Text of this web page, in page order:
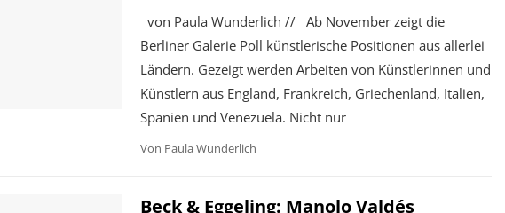
von Paula Wunderlich // Ab November zeigt die
Berliner Galerie Poll künstlerische Positionen aus allerlei
Ländern. Gezeigt werden Arbeiten von Künstlerinnen und
Künstlern aus England, Frankreich, Griechenland, Italien,
Spanien und Venezuela. Nicht nur
Von Paula Wunderlich
Beck & Eggeling: Manolo Valdés